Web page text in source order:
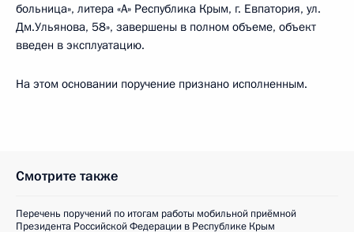
больница», литера «А» Республика Крым, г. Евпатория, ул.
Дм.Ульянова, 58», завершены в полном объеме, объект
введен в эксплуатацию.
На этом основании поручение признано исполненным.
Смотрите также
Перечень поручений по итогам работы мобильной приёмной
Президента Российской Федерации в Республике Крым